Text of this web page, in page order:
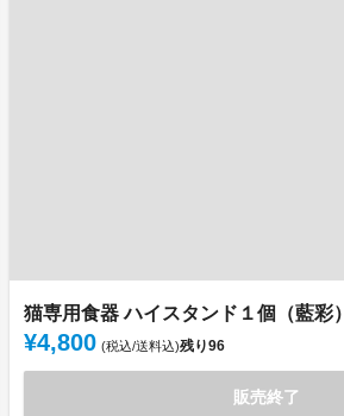
猫専用食器 ハイスタンド１個（藍彩）
¥4,800 (税込/送料込)残り96
販売終了